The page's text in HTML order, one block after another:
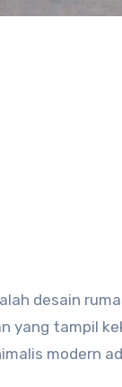
yang tampil
modern